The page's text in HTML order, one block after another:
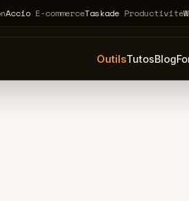
commerceTaskadeProductivitéWebflow
OutilsTutosBlog